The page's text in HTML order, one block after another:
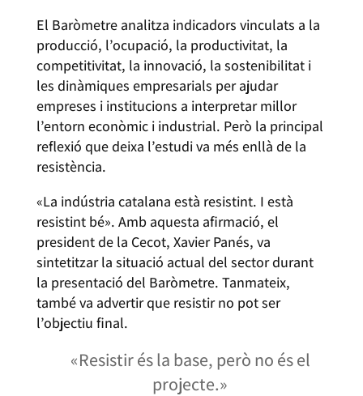
El Baròmetre analitza indicadors vinculats a la
producció, l’ocupació, la productivitat, la
competitivitat, la innovació, la sostenibilitat i
les dinàmiques empresarials per ajudar
empreses i institucions a interpretar millor
l’entorn econòmic i industrial. Però la principal
reflexió que deixa l’estudi va més enllà de la
resistència.
«La indústria catalana està resistint. I està
resistint bé». Amb aquesta afirmació, el
president de la Cecot, Xavier Panés, va
sintetitzar la situació actual del sector durant
la presentació del Baròmetre. Tanmateix,
també va advertir que resistir no pot ser
l’objectiu final.
«Resistir és la base, però no és el
projecte.»